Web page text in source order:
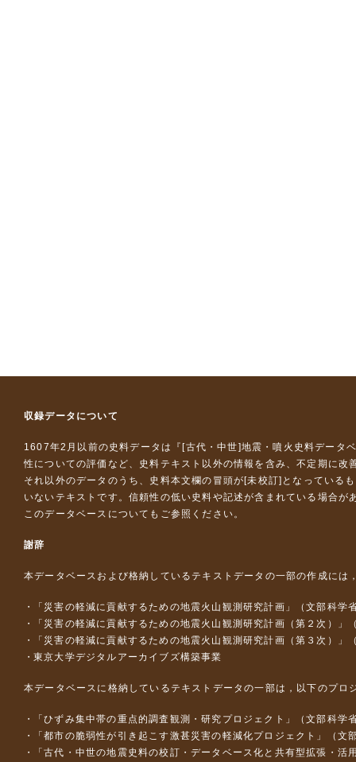
収録データについて
1607年2月以前の史料データは『 [古代・中世]地震・噴火史料データ
性についての評価など、史料テキスト以外の情報を含み、不定期に改
それ以外のデータのうち、史料本文欄の冒頭が[未校訂]となっている
いないテキストです。信頼性の低い史料や記述が含まれている場合が
このデータベースについて もご参照ください。
謝辞
本データベースおよび格納しているテキストデータの一部の作成には
「災害の軽減に貢献するための地震火山観測研究計画」（文部科学
「災害の軽減に貢献するための地震火山観測研究計画（第２次）」
「災害の軽減に貢献するための地震火山観測研究計画（第３次）」
東京大学デジタルアーカイブズ構築事業
本データベースに格納しているテキストデータの一部は，以下のプロ
「ひずみ集中帯の重点的調査観測・研究プロジェクト」（文部科
「都市の脆弱性が引き起こす激甚災害の軽減化プロジェクト」（
「古代・中世の地震史料の校訂・データベース化と共有型拡張・